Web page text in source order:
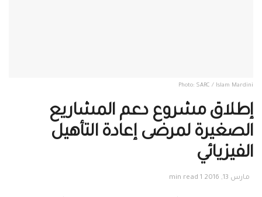
Photo: SARC / Islam Mardini
إطلاق مشروع دعم المشاريع
الصغيرة لمرضى إعادة التأهيل
الفيزيائي
مارس 13, 2016 1 min read